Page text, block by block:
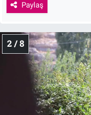
Paylaş
2 / 8